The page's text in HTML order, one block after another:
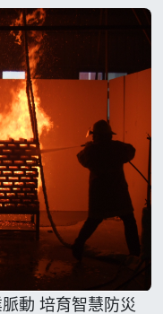
動 培育智慧防災